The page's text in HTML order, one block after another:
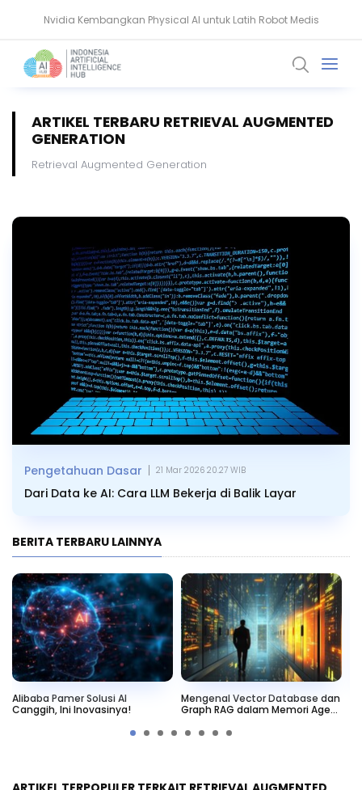
Nvidia Kembangkan Physical AI untuk Latih Robot Medis
AMD Gandeng Core Scientific Bangun Infrastruktur AI Raksasa
ARTIKEL TERBARU RETRIEVAL AUGMENTED
GENERATION
Retrieval Augmented Generation
Dari Data ke AI: Cara LLM Bekerja di Balik Layar
Pengetahuan Dasar | 21 Mar 2026 20.27 WIB
BERITA TERBARU LAINNYA
Alibaba Pamer Solusi AI
Canggih, Ini Inovasinya!
Mengenal Vector Database dan
Graph RAG dalam Memori Agen